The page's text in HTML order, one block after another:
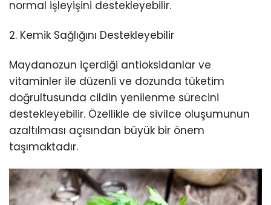
normal işleyişini destekleyebilir.
2. Kemik Sağlığını Destekleyebilir
Maydanozun içerdiği antioksidanlar ve
vitaminler ile düzenli ve dozunda tüketim
doğrultusunda cildin yenilenme sürecini
destekleyebilir. Özellikle de sivilce oluşumunun
azaltılması açısından büyük bir önem
taşımaktadır.